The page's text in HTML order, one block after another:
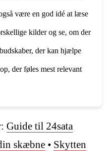
være en god idé at læse
kilder og se, om der
der kan hjælpe
der føles mest relevant
Guide til 24sata
skæbne • Skytten